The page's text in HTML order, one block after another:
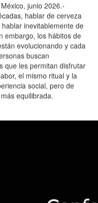
junio 2026.-
hablar de cerveza
inevitablemente de
embargo, los hábitos de
evolucionando y cada
buscan
que les permitan disfrutar
el mismo ritual y la
social, pero de
equilibrada.